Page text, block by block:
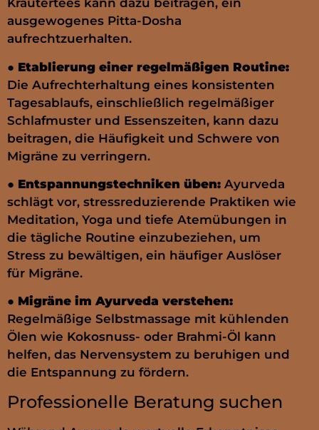
Kräutertees kann dazu beitragen, ein
ausgewogenes Pitta-Dosha
aufrechtzuerhalten.
● Etablierung einer regelmäßigen Routine:
Die Aufrechterhaltung eines konsistenten
Tagesablaufs, einschließlich regelmäßiger
Schlafmuster und Essenszeiten, kann dazu
beitragen, die Häufigkeit und Schwere von
Migräne zu verringern.
● Entspannungstechniken üben: Ayurveda
schlägt vor, stressreduzierende Praktiken wie
Meditation, Yoga und tiefe Atemübungen in
die tägliche Routine einzubeziehen, um
Stress zu bewältigen, ein häufiger Auslöser
für Migräne.
● Migräne im Ayurveda verstehen:
Regelmäßige Selbstmassage mit kühlenden
Ölen wie Kokosnuss- oder Brahmi-Öl kann
helfen, das Nervensystem zu beruhigen und
die Entspannung zu fördern.
Professionelle Beratung suchen